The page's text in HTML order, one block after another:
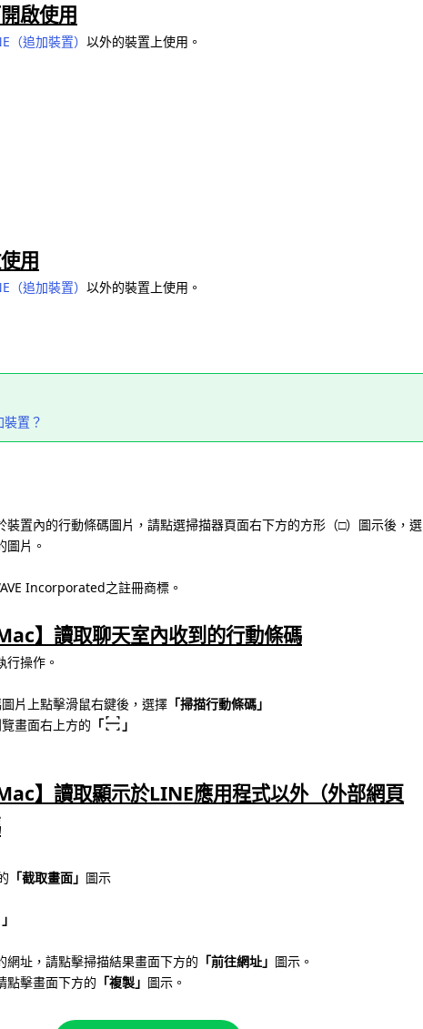
啟使用
（追加裝置） 以外的裝置上使用。
用
（追加裝置） 以外的裝置上使用。
置？
裝置內的行動條碼圖片，請點選掃描器頁面右下方的方形（□）圖示後，選
圖片。
Incorporated之註冊商標。
】讀取聊天室內收到的行動條碼
行操作。
片上點擊滑鼠右鍵後，選擇 「掃描行動條碼」
畫面右上方的 「 」
】讀取顯示於LINE應用程式以外（外部網頁
「截取畫面」 圖示
」
網址，請點擊掃描結果畫面下方的 「前往網址」 圖示。
點擊畫面下方的 「複製」 圖示。